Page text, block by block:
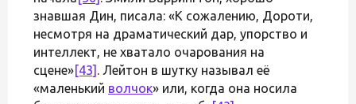
знавшая Дин, писала: «К сожалению, Дороти,
несмотря на драматический дар, упорство и
интеллект, не хватало очарования на
сцене»[43] . Лейтон в шутку называл её
«маленький волчок» или, когда она носила